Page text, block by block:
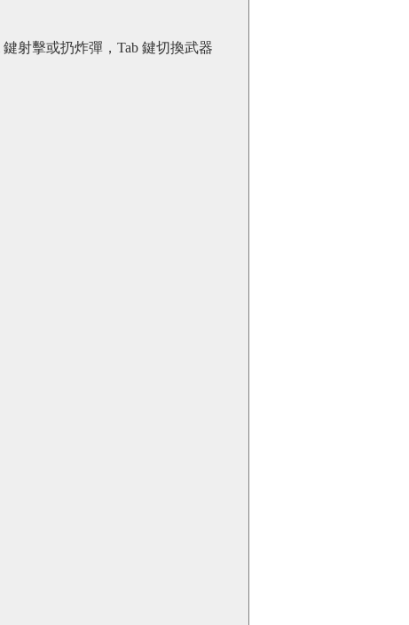
射擊或扔炸彈，Tab 鍵切換武器